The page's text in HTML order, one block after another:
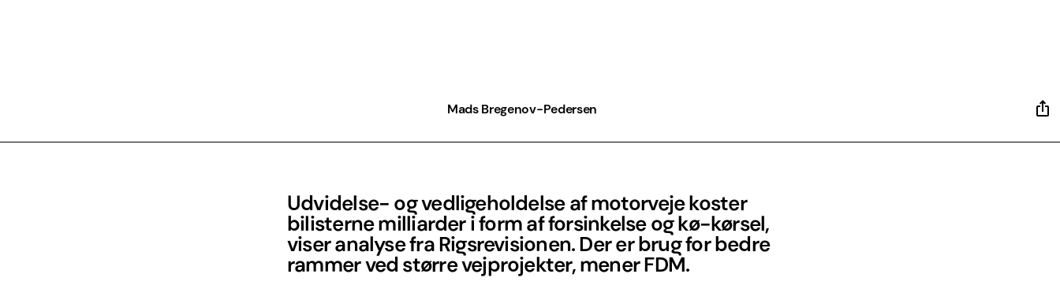
Mads Bregenov-Pedersen
Udvidelse- og vedligeholdelse af motorveje koster
bilisterne milliarder i form af forsinkelse og kø-kørsel,
viser analyse fra Rigsrevisionen. Der er brug for bedre
rammer ved større vejprojekter, mener FDM.